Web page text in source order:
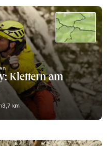
Klettern am
3,7 km